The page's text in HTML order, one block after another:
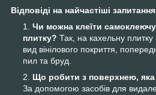
Відповіді на найчастіші
Чи можна клеїти
плитку? Так, на кахельну
вид вінілового покриття,
пил та бруд.
Що робити з поверхнею,
За допомогою засобів для